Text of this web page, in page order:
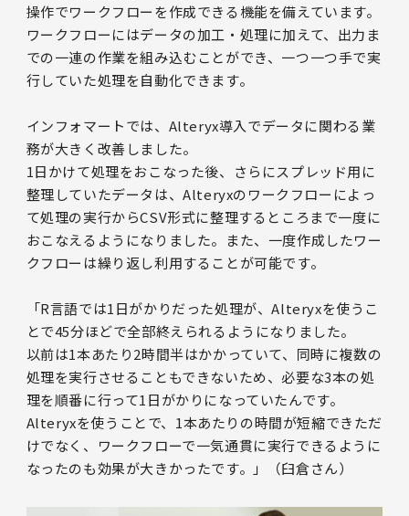
操作でワークフローを作成できる機能を備えています。
ワークフローにはデータの加工・処理に加えて、出力ま
での一連の作業を組み込むことができ、一つ一つ手で実
行していた処理を自動化できます。
インフォマートでは、Alteryx導入でデータに関わる業
務が大きく改善しました。
1日かけて処理をおこなった後、さらにスプレッド用に
整理していたデータは、Alteryxのワークフローによっ
て処理の実行からCSV形式に整理するところまで一度に
おこなえるようになりました。また、一度作成したワー
クフローは繰り返し利用することが可能です。
「R言語では1日がかりだった処理が、Alteryxを使うこ
とで45分ほどで全部終えられるようになりました。
以前は1本あたり2時間半はかかっていて、同時に複数の
処理を実行させることもできないため、必要な3本の処
理を順番に行って1日がかりになっていたんです。
Alteryxを使うことで、1本あたりの時間が短縮できただ
けでなく、ワークフローで一気通貫に実行できるように
なったのも効果が大きかったです。」（臼倉さん）